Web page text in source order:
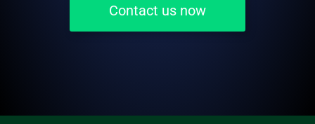
Contact us now